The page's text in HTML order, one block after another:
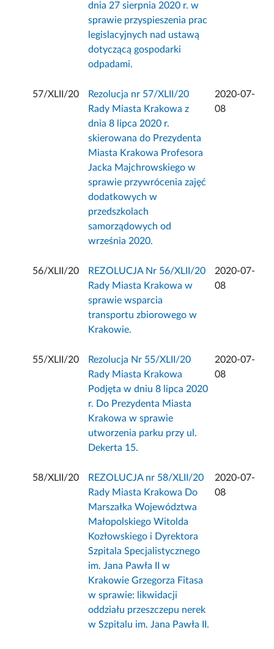
dnia 27 sierpnia 2020 r. w
sprawie przyspieszenia prac
legislacyjnych nad ustawą
dotyczącą gospodarki
odpadami.
57/XLII/20
Rezolucja nr 57/XLII/20
Rady Miasta Krakowa z
dnia 8 lipca 2020 r.
skierowana do Prezydenta
Miasta Krakowa Profesora
Jacka Majchrowskiego w
sprawie przywrócenia zajęć
dodatkowych w
przedszkolach
samorządowych od
września 2020.
2020-07-
08
56/XLII/20
REZOLUCJA Nr 56/XLII/20
Rady Miasta Krakowa w
sprawie wsparcia
transportu zbiorowego w
Krakowie.
2020-07-
08
55/XLII/20
Rezolucja Nr 55/XLII/20
Rady Miasta Krakowa
Podjęta w dniu 8 lipca 2020
r. Do Prezydenta Miasta
Krakowa w sprawie
utworzenia parku przy ul.
Dekerta 15.
2020-07-
08
58/XLII/20
REZOLUCJA nr 58/XLII/20
Rady Miasta Krakowa Do
Marszałka Województwa
Małopolskiego Witolda
Kozłowskiego i Dyrektora
Szpitala Specjalistycznego
im. Jana Pawła II w
Krakowie Grzegorza Fitasa
w sprawie: likwidacji
oddziału przeszczepu nerek
w Szpitalu im. Jana Pawła II.
2020-07-
08